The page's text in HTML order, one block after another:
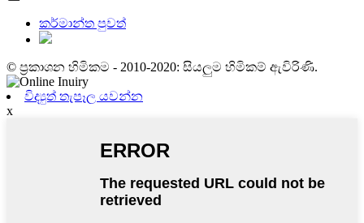
කර්මාන්ත පුවත්
© ප්‍රකාශන හිමිකම - 2010-2020: සියලුම හිමිකම් ඇවිරිණි.
විද්‍යුත් තැපෑල යවන්න
x